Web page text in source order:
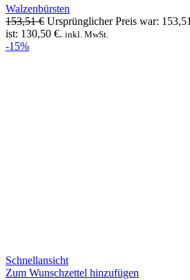
Walzenbürsten
153,51€ Ursprünglicher Preis war:
ist: 130,50 €. inkl. MwSt.
-15%
Schnellansicht
Zum Wunschzettel hinzufügen